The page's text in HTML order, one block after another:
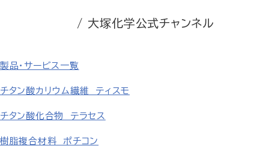
/ 大塚化学公式チャンネル
製品・サービス一覧
チタン酸カリウム繊維 ティスモ
チタン酸化合物 テラセス
樹脂複合材料 ポチコン